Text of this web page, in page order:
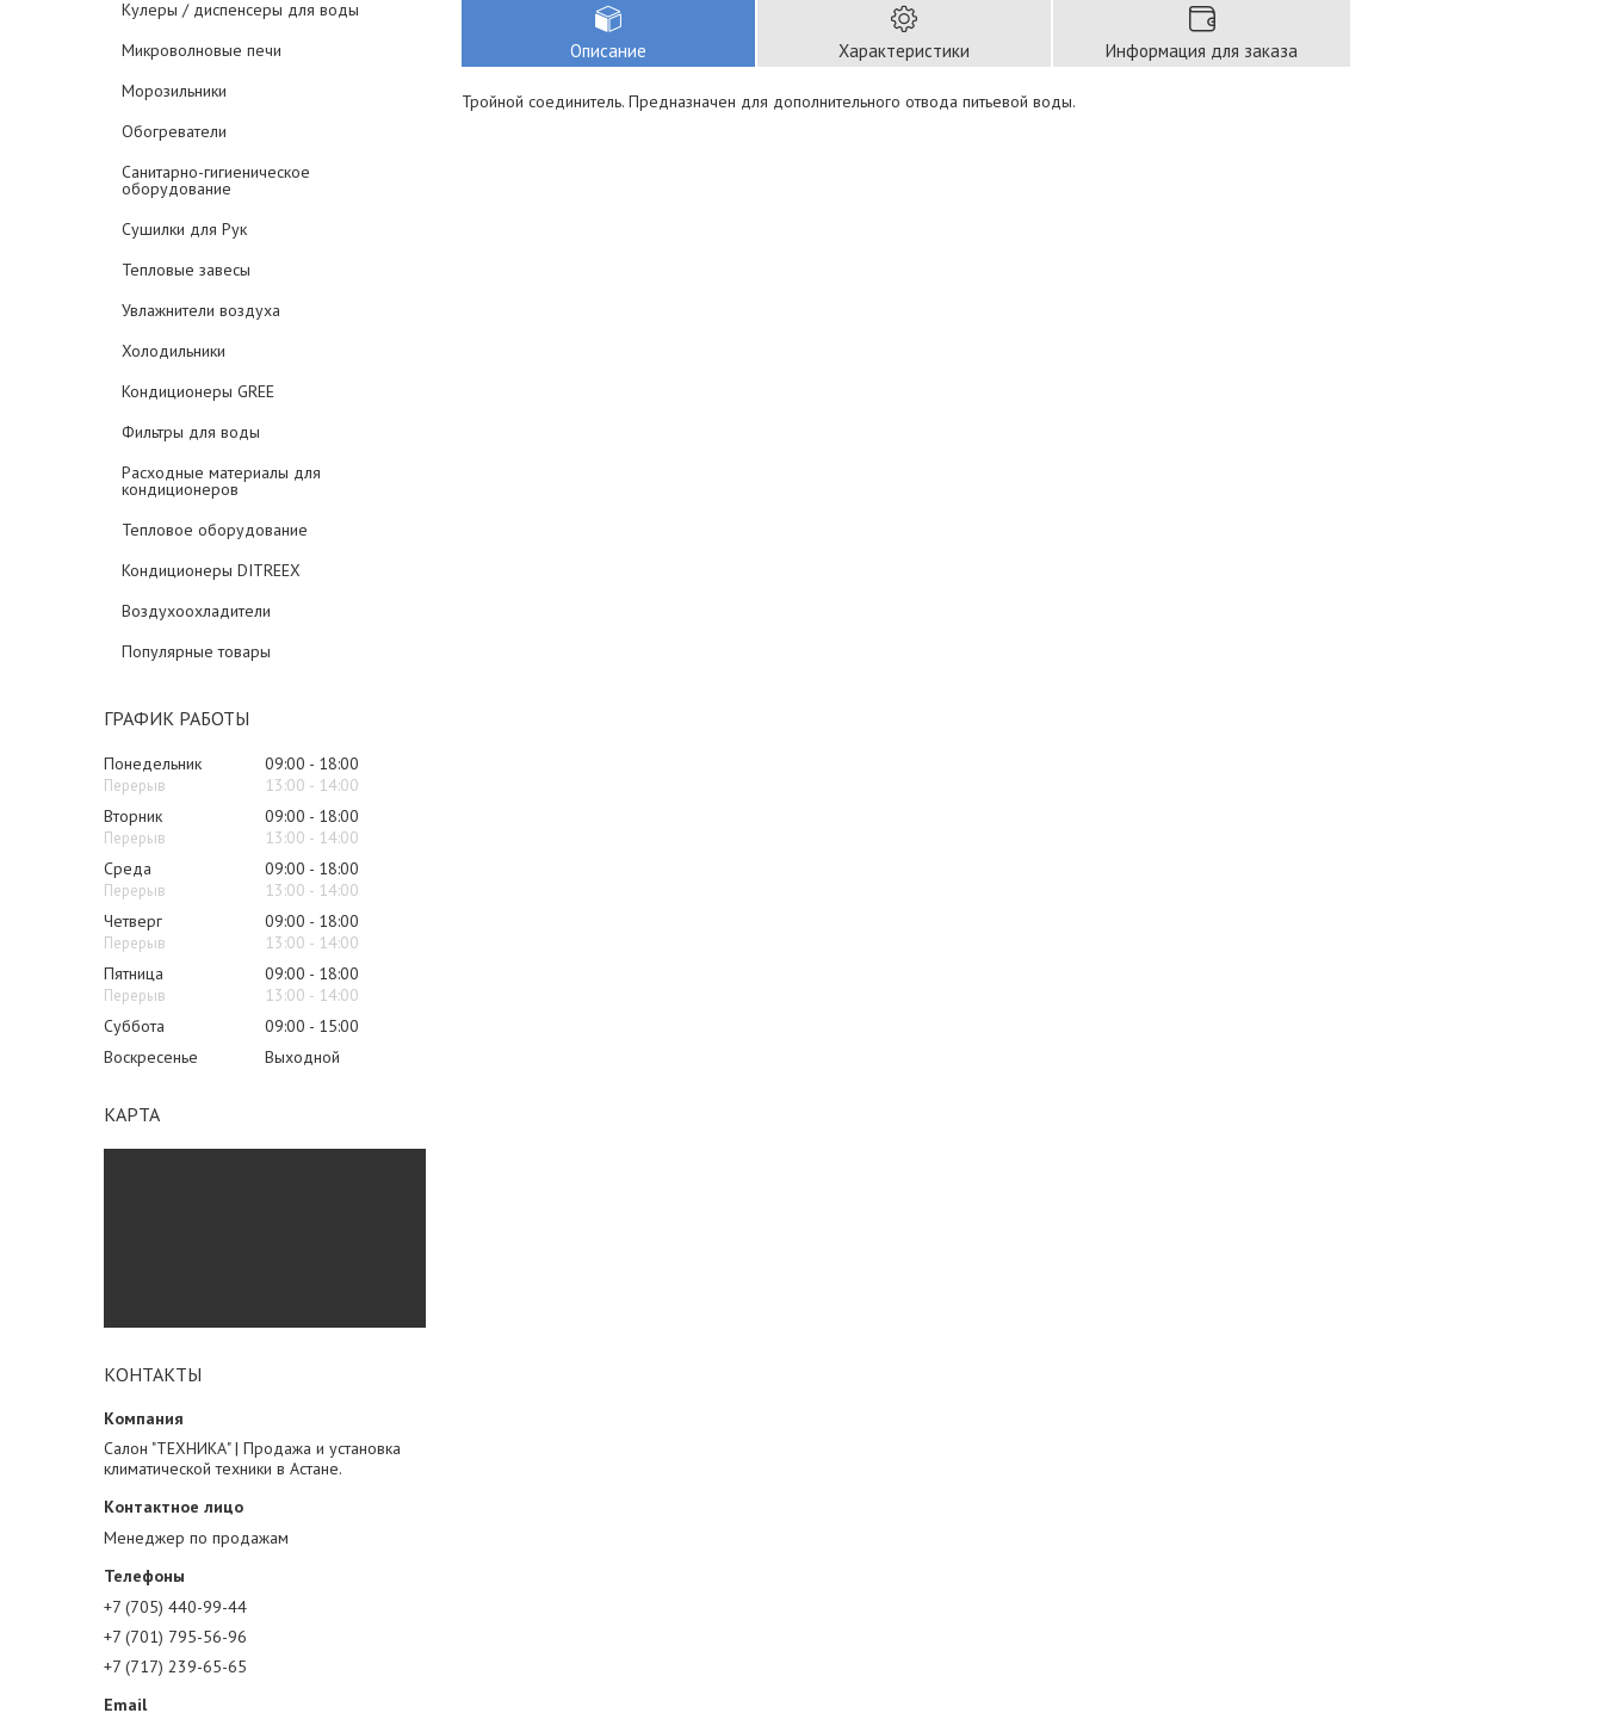
Кулеры / диспенсеры для воды
Микроволновые печи
Морозильники
Обогреватели
Санитарно-гигиеническое
оборудование
Сушилки для Рук
Тепловые завесы
Увлажнители воздуха
Холодильники
Кондиционеры GREE
Фильтры для воды
Расходные материалы для
кондиционеров
Тепловое оборудование
Кондиционеры DITREEX
Воздухоохладители
Популярные товары
ГРАФИК РАБОТЫ
Понедельник 09:00
18:00
13:00
14:00
Вторник
09:00
18:00
13:00
14:00
Среда
09:00
18:00
13:00
14:00
Четверг
09:00
18:00
13:00
14:00
Пятница
09:00
18:00
13:00
14:00
Суббота
09:00
15:00
Воскресенье
Выходной
КАРТА
КОНТАКТЫ
Салон "ТЕХНИКА" | Продажа и установка
климатической техники в Астане.
Менеджер по продажам
+7 (705) 440-99-44
+7 (701) 795-56-96
+7 (717) 239-65-65
Описание Характеристики Информация для заказа
Тройной соединитель. Предназначен для дополнительного отвода питьевой воды.